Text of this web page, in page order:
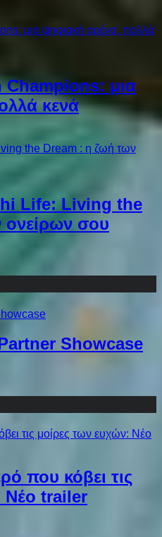
μια
κενά
Life: Living the
σου
Showcase
που κόβει τις
Νέο trailer